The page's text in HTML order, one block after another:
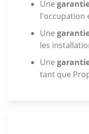
Une
l'occupation
Une
les
Une
tant que